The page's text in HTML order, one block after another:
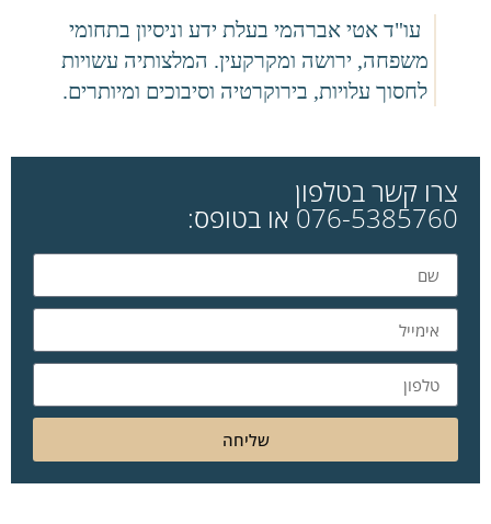
עו"ד אטי אברהמי בעלת ידע וניסיון בתחומי
משפחה, ירושה ומקרקעין. המלצותיה עשויות
לחסוך עלויות, בירוקרטיה וסיבוכים ומיותרים.
צרו קשר בטלפון
076-5385760 או בטופס:
שליחה